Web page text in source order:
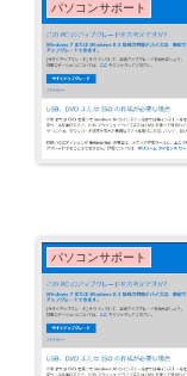
パソコンサポート
パソコンサポート